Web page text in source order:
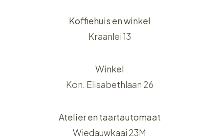
Koffiehuis en winkel
Kraanlei 13
Winkel
Kon. Elisabethlaan 26
Atelier en taartautomaat
Wiedauwkaai 23M